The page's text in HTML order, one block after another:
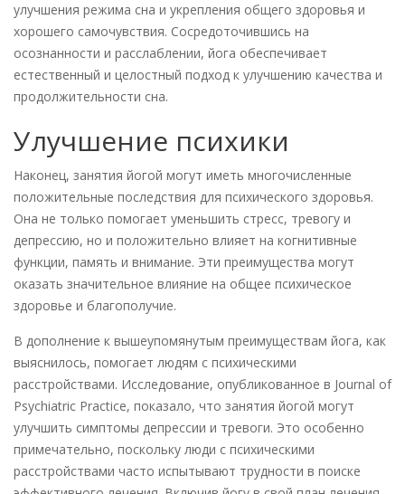
улучшения режима сна и укрепления общего здоровья и
хорошего самочувствия. Сосредоточившись на
осознанности и расслаблении, йога обеспечивает
естественный и целостный подход к улучшению качества и
продолжительности сна.
Улучшение психики
Наконец, занятия йогой могут иметь многочисленные
положительные последствия для психического здоровья.
Она не только помогает уменьшить стресс, тревогу и
депрессию, но и положительно влияет на когнитивные
функции, память и внимание. Эти преимущества могут
оказать значительное влияние на общее психическое
здоровье и благополучие.
В дополнение к вышеупомянутым преимуществам йога, как
выяснилось, помогает людям с психическими
расстройствами. Исследование, опубликованное в Journal of
Psychiatric Practice, показало, что занятия йогой могут
улучшить симптомы депрессии и тревоги. Это особенно
примечательно, поскольку люди с психическими
расстройствами часто испытывают трудности в поиске